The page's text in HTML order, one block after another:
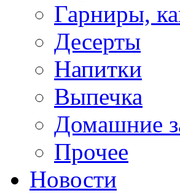
Гарниры,
Десерты
Напитки
Выпечка
Домашние
Прочее
Новости